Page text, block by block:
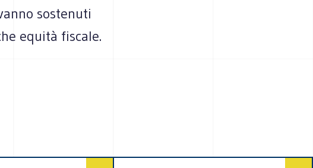
sostenuti
equità fiscale.